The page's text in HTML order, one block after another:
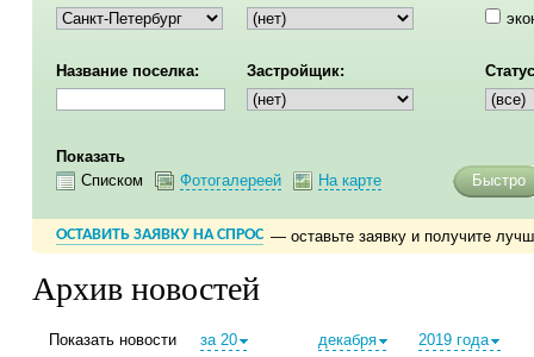
Название поселка: Застройщик:
Показать
Списком
Фотогалереей На карте Быстро
ОСТАВИТЬ ЗАЯВКУ НА СПРОС — оставьте заявку и получите
Архив новостей
Показать новости за 20 декабря 2019 года